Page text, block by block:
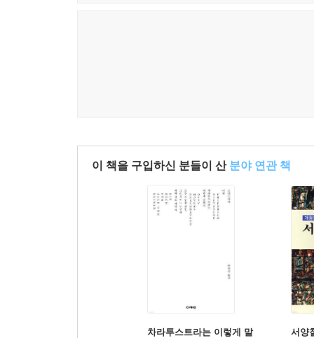
이 책을 구입하신 분들이 산 분야 연관 책
차라투스트라는 이렇게 말
서양